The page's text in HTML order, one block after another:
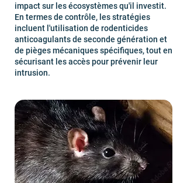
impact sur les écosystèmes qu'il investit.
En termes de contrôle, les stratégies
incluent l'utilisation de rodenticides
anticoagulants de seconde génération et
de pièges mécaniques spécifiques, tout en
sécurisant les accès pour prévenir leur
intrusion.